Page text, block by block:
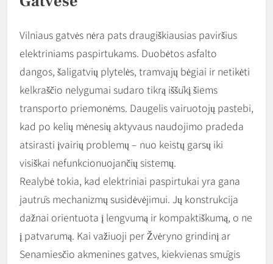
Vilniaus gatvės nėra pats draugiškiausias paviršius
elektriniams paspirtukams. Duobėtos asfalto
dangos, šaligatvių plytelės, tramvajų bėgiai ir netikėti
kelkraščio nelygumai sudaro tikrą iššūkį šiems
transporto priemonėms. Daugelis vairuotojų pastebi,
kad po kelių mėnesių aktyvaus naudojimo pradeda
atsirasti įvairių problemų – nuo keistų garsų iki
visiškai nefunkcionuojančių sistemų.
Realybė tokia, kad elektriniai paspirtukai yra gana
jautrūs mechanizmų susidėvėjimui. Jų konstrukcija
dažnai orientuota į lengvumą ir kompaktiškumą, o ne
į patvarumą. Kai važiuoji per Žvėryno grindinį ar
Senamiesčio akmenines gatves, kiekvienas smūgis